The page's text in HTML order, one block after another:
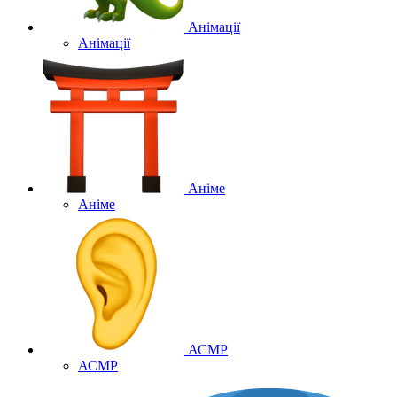
Анімації
Анімації
Аніме
Аніме
АСМР
АСМР